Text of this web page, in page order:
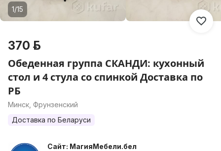
1/15
370 р.
Обеденная группа СКАНДИ: кухонный
стол и 4 стула со спинкой Доставка по
РБ
Минск, Фрунзенский
Доставка по Беларуси
Сайт: МагияМебели.бел